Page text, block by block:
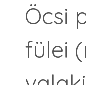
Öcsi
fülei